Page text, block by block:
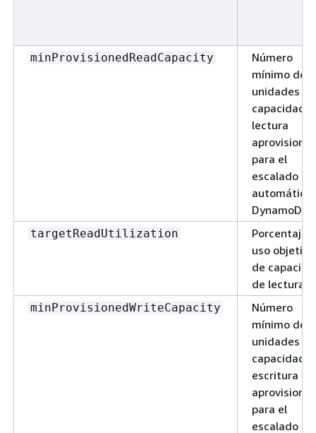
minProvisionedReadCapacity
Número
mínimo de
unidades de
capacidad
lectura
para el
escalado
automático
DynamoDB
targetReadUtilization
Porcentaje
uso objetivo
de
de lectura
minProvisionedWriteCapacity
Número
mínimo de
unidades de
capacidad
escritura
para el
escalado